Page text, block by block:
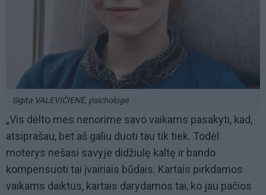
Sigita VALEVIČIENĖ, psichologė
„Vis dėlto mes nenorime savo vaikams pasakyti, kad,
atsiprašau, bet aš galiu duoti tau tik tiek. Todėl
moterys nešasi savyje didžiulę kaltę ir bando
kompensuoti tai įvairiais būdais. Kartais pirkdamos
vaikams daiktus, kartais darydamos tai, ko jau pačios